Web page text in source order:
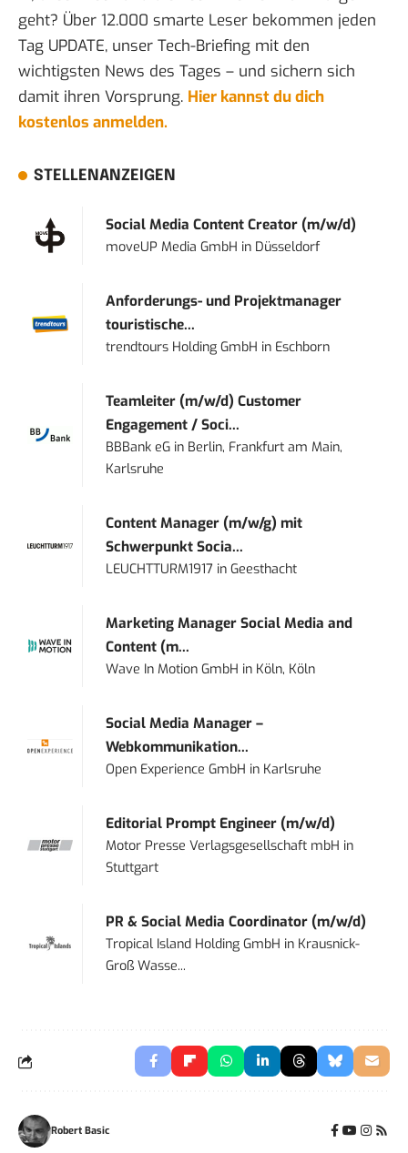
geht? Über 12.000 smarte Leser bekommen jeden
Tag UPDATE, unser Tech-Briefing mit den
wichtigsten News des Tages – und sichern sich
damit ihren Vorsprung. Hier kannst du dich
kostenlos anmelden.
STELLENANZEIGEN
Social Media Content Creator (m/w/d)
moveUP Media GmbH in Düsseldorf
Anforderungs- und Projektmanager
touristische...
trendtours Holding GmbH in Eschborn
Teamleiter (m/w/d) Customer
Engagement / Soci...
BBBank eG in Berlin, Frankfurt am Main,
Karlsruhe
Content Manager (m/w/g) mit
Schwerpunkt Socia...
LEUCHTTURM1917 inGeesthacht
Marketing Manager Social Media and
Content (m...
Wave In Motion GmbH in Köln, Köln
Social Media Manager –
Webkommunikation...
Open Experience GmbH in Karlsruhe
Editorial Prompt Engineer (m/w/d)
Motor Presse Verlagsgesellschaft mbH in
Stuttgart
PR & Social Media Coordinator (m/w/d)
Tropical Island Holding GmbH in Krausnick-
Groß Wasse...
Robert Basic